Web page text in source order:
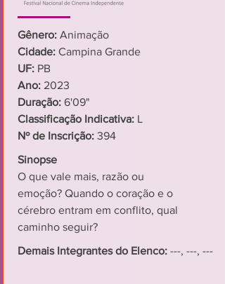
Gênero: Animação
Cidade: Campina Grande
UF: PB
Ano: 2023
Duração: 6'09"
Classificação Indicativa: L
Nº de Inscrição: 394
Sinopse
O que vale mais, razão ou
emoção? Quando o coração e o
cérebro entram em conflito, qual
caminho seguir?
Demais Integrantes do Elenco: ---, ---, ---